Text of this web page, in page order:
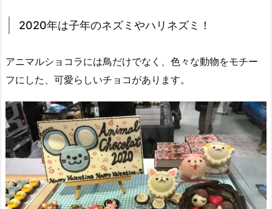
2020年は子年のネズミやハリネズミ！
アニマルショコラには鳥だけでなく、色々な動物をモチー
フにした、可愛らしいチョコがあります。